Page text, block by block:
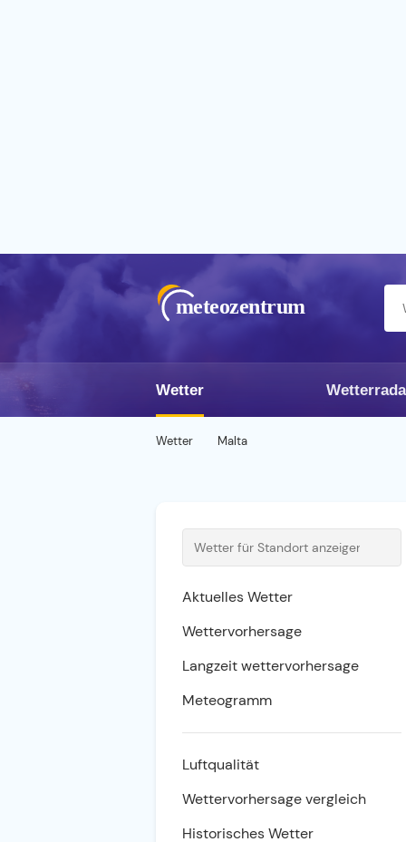
meteozentrum
Wetter
Wetter Malta
Aktuelles Wetter
Wettervorhersage
Langzeit wettervorhersage
Meteogramm
Luftqualität
Wettervorhersage vergleich
Historisches Wetter